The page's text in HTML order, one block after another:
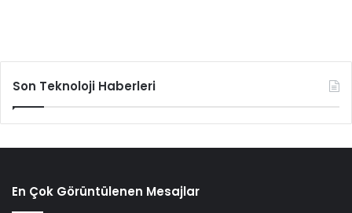
Son Teknoloji Haberleri
En Çok Görüntülenen Mesajlar